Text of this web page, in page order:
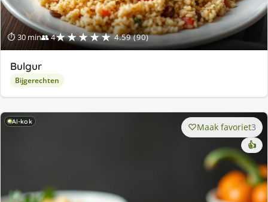
⏱ 30 min👥 4★★★★★ 4.59 (90)
Bulgur
Bijgerechten
AI-kok Maak favoriet3
👍